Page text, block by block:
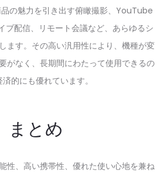
の魅力を引き出す俯瞰撮影、YouTube
配信、リモート会議など、あらゆるシ
ます。その高い汎用性により、機種が変
がなく、長期間にわたって使用できるの
的にも優れています。
まとめ
能性、高い携帯性、優れた使い心地を兼ね